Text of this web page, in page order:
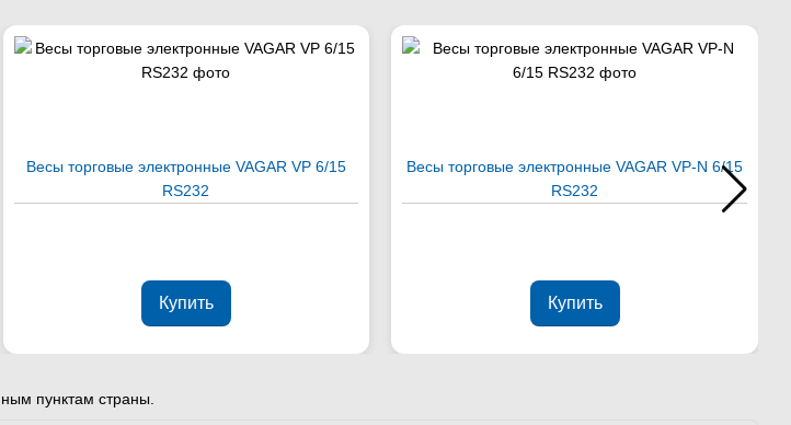
Весы торговые электронные VAGAR VP 6/15
RS232
Купить
Весы торговые электронные VAGAR VP-N 6/15
RS232
Купить
пунктам страны.